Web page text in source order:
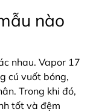
nào
nhau. Vapor 17
cú vuốt bóng,
Trong khi đó,
tốt và đệm